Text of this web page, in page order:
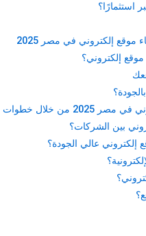
استثمارًا؟
موقع إلكتروني في مصر 2025
إلكتروني؟
خطوات عملية؟
بين الشركات؟
عالي الجودة؟